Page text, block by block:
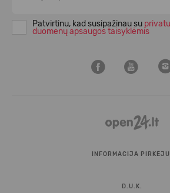
Patvirtinu, kad susipažinau su
duomenų apsaugos taisyklėmis
INFORMACIJA PIRKĖJUI
D.U.K.